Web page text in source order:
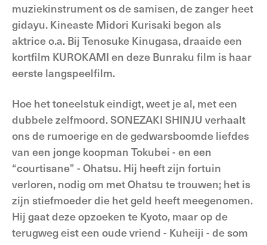
muziekinstrument os de samisen, de zanger heet
gidayu. Kineaste Midori Kurisaki begon als
aktrice o.a. Bij Tenosuke Kinugasa, draaide een
kortfilm KUROKAMI en deze Bunraku film is haar
eerste langspeelfilm.
Hoe het toneelstuk eindigt, weet je al, met een
dubbele zelfmoord. SONEZAKI SHINJU verhaalt
ons de rumoerige en de gedwarsboomde liefdes
van een jonge koopman Tokubei - en een
“courtisane” - Ohatsu. Hij heeft zijn fortuin
verloren, nodig om met Ohatsu te trouwen; het is
zijn stiefmoeder die het geld heeft meegenomen.
Hij gaat deze opzoeken te Kyoto, maar op de
terugweg eist een oude vriend - Kuheiji - de som